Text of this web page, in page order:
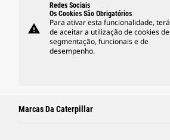
warning
Redes Sociais
Os Cookies São Obrigatórios
Para ativar esta funcionalidade, terá
de aceitar a utilização de cookies de
segmentação, funcionais e de
desempenho.
Marcas Da Caterpillar